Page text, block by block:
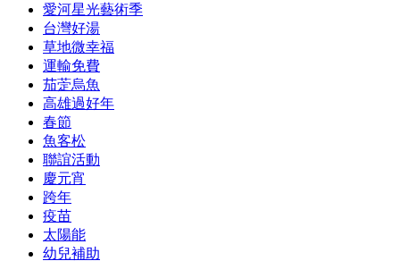
愛河星光藝術季
台灣好湯
草地微幸福
運輸免費
茄萣烏魚
高雄過好年
春節
魚客松
聯誼活動
慶元宵
跨年
疫苗
太陽能
幼兒補助